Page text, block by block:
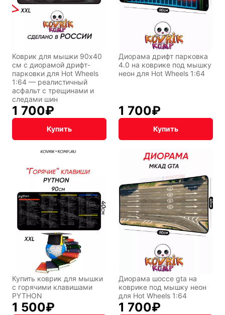
Коврик для мышки 90x40
см с диорамой дрифт-
парковки для Hot Wheels
1:64 — реалистичный
асфальт с трещинами и
следами шин
1 700₽
Купить
Диорама дрифт парковка
4.0 на коврике под мышку
неон для Hot Wheels 1:64
1 700₽
Купить
Купить коврик для мышки
с горячими клавишами
PYTHON
1 500₽
Диорама шоссе gta на
коврике под мышку неон
для Hot Wheels 1:64
1 700₽
стиль
По мотивам
игр
BadStory
СССР
Транспорт Абстракция
Фентези
Мистика Дарк NET